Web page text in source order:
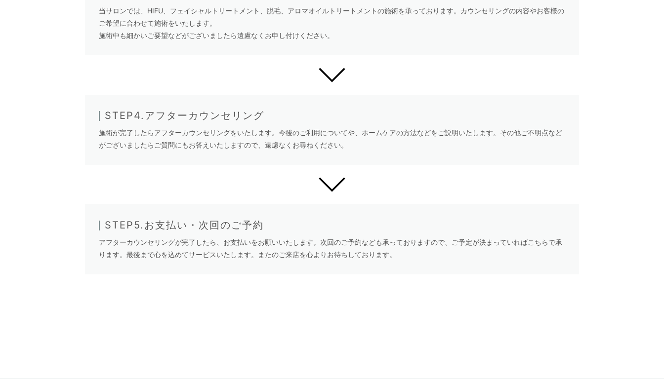
当サロンでは、HIFU、フェイシャルトリートメント、脱毛、アロマオイルトリートメントの施術を承っております。カウンセリングの内容やお客様の
ご希望に合わせて施術をいたします。
施術中も細かいご要望などがございましたら遠慮なくお申し付けください。
STEP4.アフターカウンセリング
施術が完了したらアフターカウンセリングをいたします。今後のご利用についてや、ホームケアの方法などをご説明いたします。その他ご不明点など
がございましたらご質問にもお答えいたしますので、遠慮なくお尋ねください。
STEP5.お支払い・次回のご予約
アフターカウンセリングが完了したら、お支払いをお願いいたします。次回のご予約なども承っておりますので、ご予定が決まっていればこちらで承
ります。最後まで心を込めてサービスいたします。またのご来店を心よりお待ちしております。